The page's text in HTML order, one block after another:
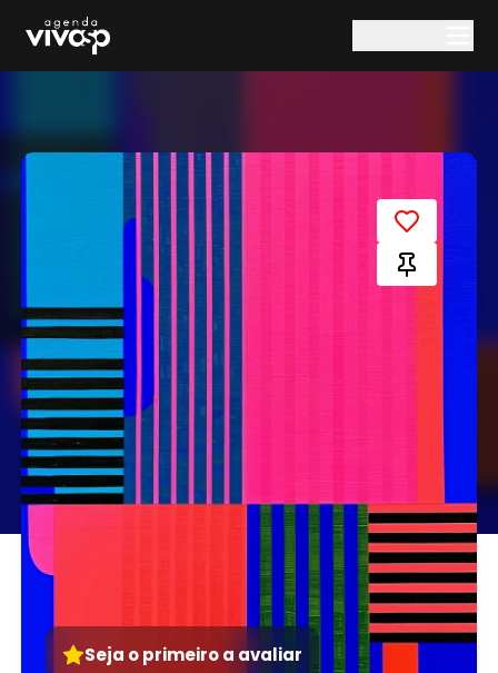
Seja o primeiro a avaliar